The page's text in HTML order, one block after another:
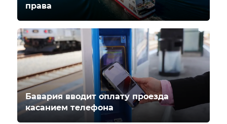
права
Бавария вводит оплату проезда
касанием телефона